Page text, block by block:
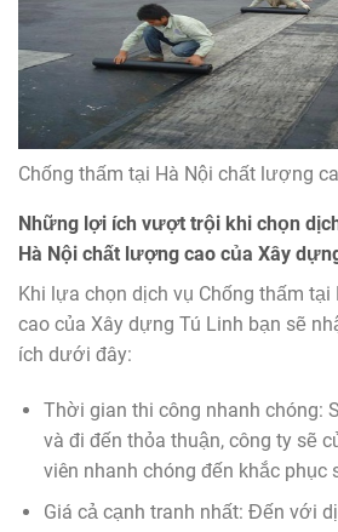
Chống thấm tại Hà Nội chất lượng
Những lợi ích vượt trội khi chọn
Hà Nội chất lượng cao của Xây
Khi lựa chọn dịch vụ Chống thấm
cao của Xây dựng Tú Linh bạn sẽ
ích dưới đây:
Thời gian thi công nhanh chóng:
và đi đến thỏa thuận, công ty sẽ
viên nhanh chóng đến khắc phục
Giá cả cạnh tranh nhất: Đến với